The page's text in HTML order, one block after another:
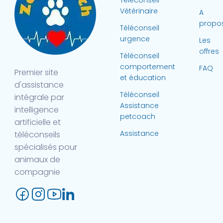
Premier site
d'assistance
intégrale par
intelligence
artificielle et
téléconseils
spécialisés pour
animaux de
compagnie
Vétérinaire
Téléconseil
urgence
Téléconseil
comportement
et éducation
Téléconseil
Assistance
petcoach
Assistance
A
Les
offres
FAQ